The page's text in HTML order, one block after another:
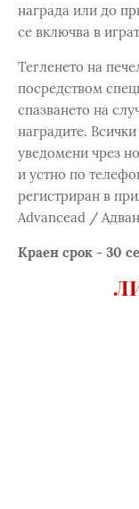
награда или до
се включва в
Тегленето на
посредством
спазването на
наградите.
уведомени чрез
и устно по
регистриран в
Advancead /
Краен срок - 30